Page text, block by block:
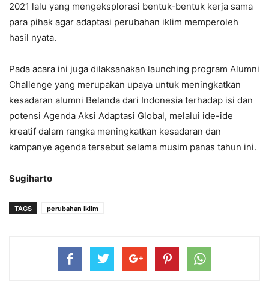
2021 lalu yang mengeksplorasi bentuk-bentuk kerja sama
para pihak agar adaptasi perubahan iklim memperoleh
hasil nyata.
Pada acara ini juga dilaksanakan launching program Alumni
Challenge yang merupakan upaya untuk meningkatkan
kesadaran alumni Belanda dari Indonesia terhadap isi dan
potensi Agenda Aksi Adaptasi Global, melalui ide-ide
kreatif dalam rangka meningkatkan kesadaran dan
kampanye agenda tersebut selama musim panas tahun ini.
Sugiharto
TAGS perubahan iklim